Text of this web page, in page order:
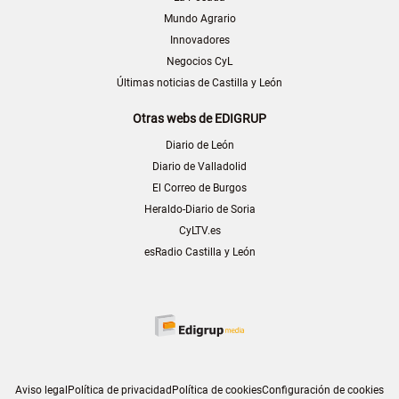
Mundo Agrario
Innovadores
Negocios CyL
Últimas noticias de Castilla y León
Otras webs de EDIGRUP
Diario de León
Diario de Valladolid
El Correo de Burgos
Heraldo-Diario de Soria
CyLTV.es
esRadio Castilla y León
Aviso legalPolítica de privacidadPolítica de cookiesConfiguración de cookies